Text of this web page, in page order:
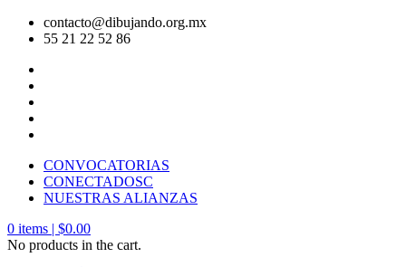
contacto@dibujando.org.mx
55 21 22 52 86
CONVOCATORIAS
CONECTADOSC
NUESTRAS ALIANZAS
0 items | $0.00
No products in the cart.